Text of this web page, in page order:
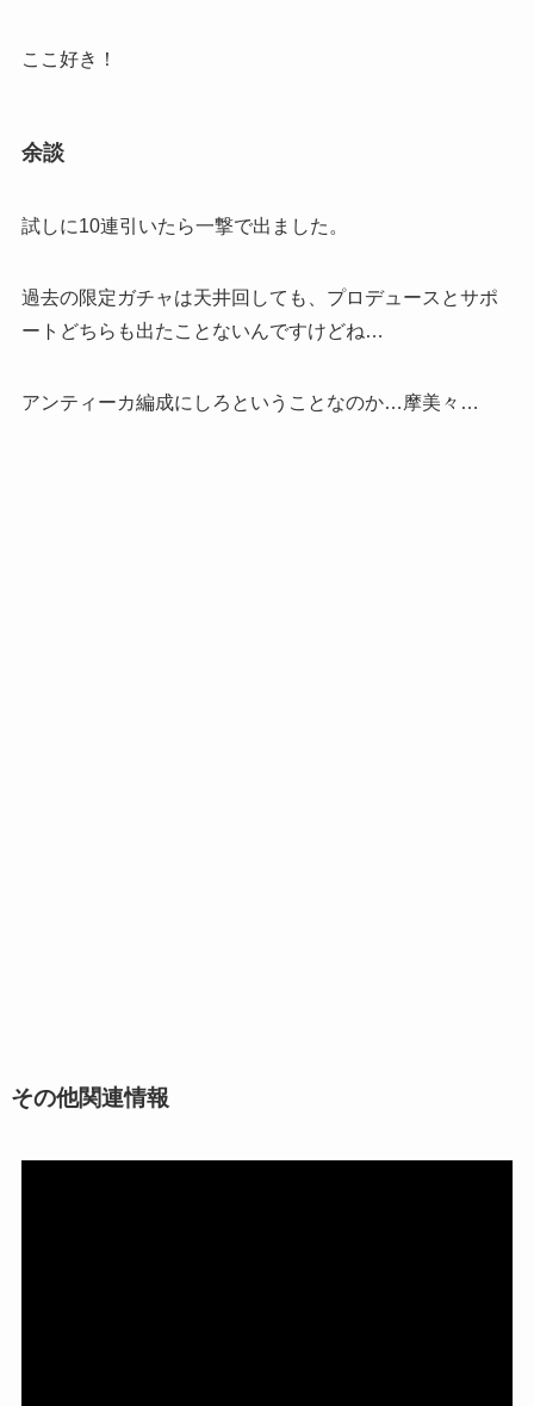
ここ好き！
余談
試しに10連引いたら一撃で出ました。
過去の限定ガチャは天井回しても、プロデュースとサポ
ートどちらも出たことないんですけどね…
アンティーカ編成にしろということなのか…摩美々…
その他関連情報